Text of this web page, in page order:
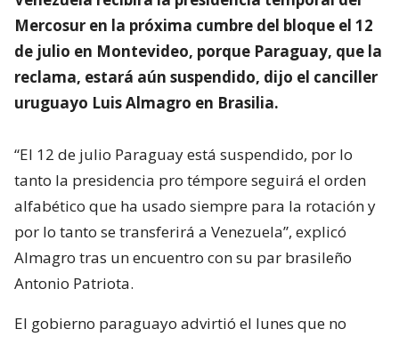
Mercosur en la próxima cumbre del bloque el 12
de julio en Montevideo, porque Paraguay, que la
reclama, estará aún suspendido, dijo el canciller
uruguayo Luis Almagro en Brasilia.
“El 12 de julio Paraguay está suspendido, por lo
tanto la presidencia pro témpore seguirá el orden
alfabético que ha usado siempre para la rotación y
por lo tanto se transferirá a Venezuela”, explicó
Almagro tras un encuentro con su par brasileño
Antonio Patriota.
El gobierno paraguayo advirtió el lunes que no